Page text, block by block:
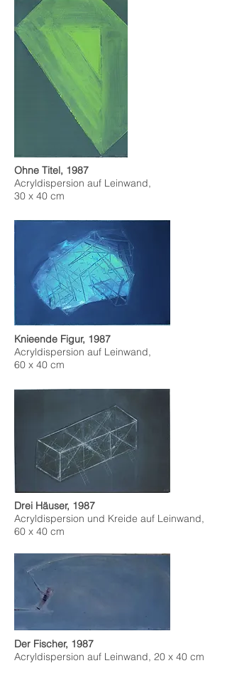
Ohne Titel, 1987
Acryldispersion auf Leinwand,
30 x 40 cm
Knieende Figur, 1987
Acryldispersion auf Leinwand,
60 x 40 cm
Drei Häuser, 1987
Acryldispersion und Kreide auf Leinwand,
60 x 40 cm
Der Fischer, 1987
Acryldispersion auf Leinwand, 20 x 40 cm